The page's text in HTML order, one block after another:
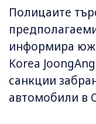
Полицаите
информира
Korea
санкции
автомобили в